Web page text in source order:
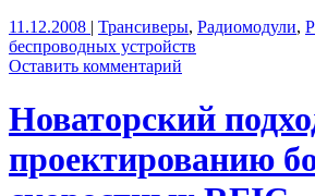
11.12.2008 | Трансиверы, Радиомодули,
беспроводных устройств
Оставить комментарий
Новаторский
проектированию